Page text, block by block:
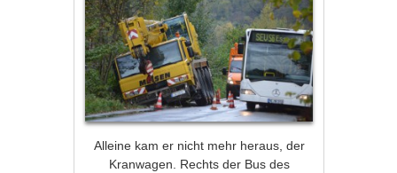
Alleine kam er nicht mehr heraus, der
Kranwagen. Rechts der Bus des